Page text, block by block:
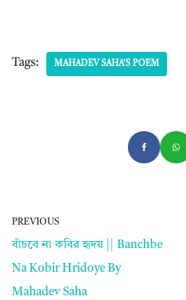
Tags: MAHADEV SAHA'S POEM
PREVIOUS
বাঁচবে না কবির হৃদয় || Banchbe
Na Kobir Hridoye By
Mahadev Saha